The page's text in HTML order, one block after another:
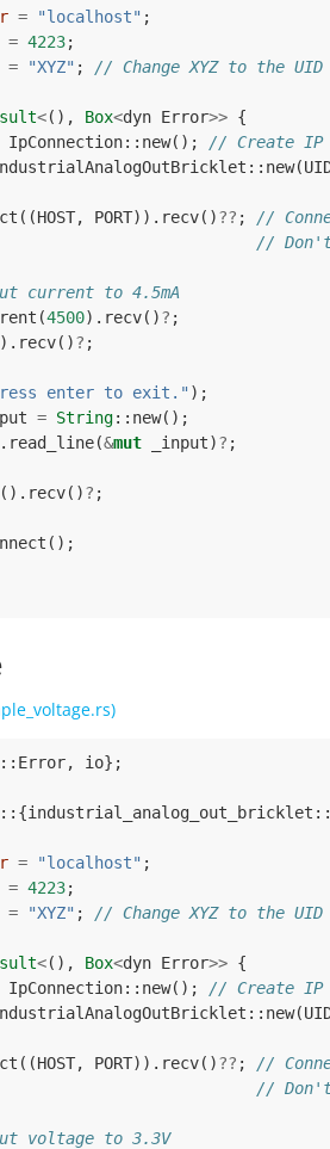
= "localhost" ;
= 4223;
= "XYZ" ;
// Change XYZ to the
<(), Box<dyn Error>> {
IpConnection:: new();
// Create IP
:: new(
((HOST, PORT)). recv()?? ;
//
// Don't
current to 4.5mA
(4500). recv()? ;
recv()? ;
enter to exit." );
= String:: new();
read_line(&mut _input)? ;
(). recv()? ;
();
:: Error, io};
:: {industrial_analog_out_bricklet
= "localhost" ;
= 4223;
= "XYZ" ;
// Change XYZ to the
<(), Box<dyn Error>> {
IpConnection:: new();
// Create IP
:: new(
((HOST, PORT)). recv()?? ;
//
// Don't
voltage to 3.3V